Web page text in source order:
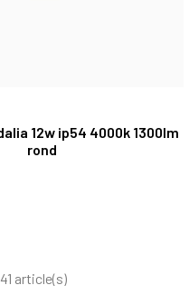
12w ip54 4000k 1300lm
rond
article(s)